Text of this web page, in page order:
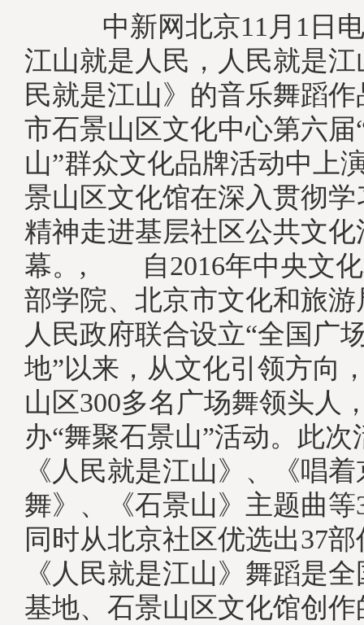
中新网北京11月1日电
江山就是人民，人民就是
民就是江山》的音乐舞蹈
市石景山区文化中心第六届
山”群众文化品牌活动中上
景山区文化馆在深入贯彻
精神走进基层社区公共文化
幕。, 自2016年中央文化
部学院、北京市文化和旅
人民政府联合设立“全国广
地”以来，从文化引领方向
山区300多名广场舞领头人
办“舞聚石景山”活动。此次
《人民就是江山》、《唱
舞》、《石景山》主题曲
同时从北京社区优选出
《人民就是江山》舞蹈是
基地、石景山区文化馆创